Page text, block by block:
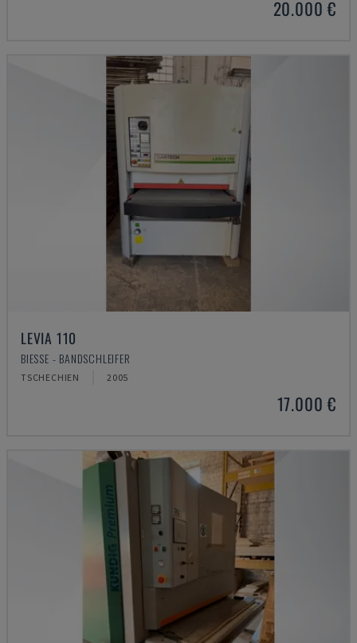
20.000 €
LEVIA 110
BIESSE - BANDSCHLEIFER
TSCHECHIEN 2005
17.000 €